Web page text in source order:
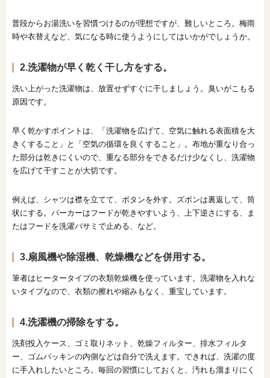
普段からお湯洗いを習慣つけるのが理想ですが、難しいところ。梅雨
時や衣替えなど、気になる時に使うようにしてはいかがでしょうか。
2.洗濯物が早く乾く干し方をする。
洗い上がった洗濯物は、放置せずすぐに干しましょう。臭いがこもる
原因です。
早く乾かすポイントは、「洗濯物を広げて、空気に触れる表面積を大
きくすること」と「空気の循環を良くすること」。布地が重なり合っ
た部分は乾きにくいので、重なる部分をできるだけ少なくし、洗濯物
を広げて干すことが大切です。
例えば、シャツは襟を立てて、ボタンを外す。ズボンは裏返して、筒
状にする。パーカーはフードが乾きやすいよう、上下逆さにする、ま
たはフードを洗濯バサミで止める、など。
3.扇風機や除湿機、乾燥機などを併用する。
筆者はヒータータイプの衣類乾燥機を使っています。洗濯物を入れな
いタイプなので、衣類の擦れや縮みもなく、重宝しています。
4.洗濯機の掃除をする。
洗剤投入ケース、ゴミ取りネット、乾燥フィルター、排水フィルタ
ー、ゴムパッキンの内側などは自分で洗えます。できれば、洗濯の度
に手入れしたいところ。毎回の習慣にしておくと、汚れも溜まりにく